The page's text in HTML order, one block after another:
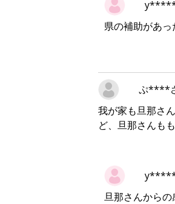
y*****
県の補助があ
ぷ****
我が家も旦那さ
ど、旦那さんも
y*****
旦那さんからの